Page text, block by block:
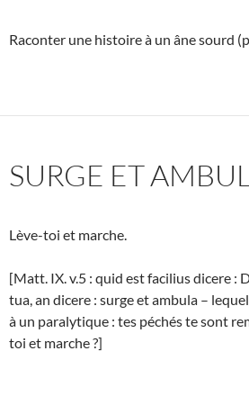
Raconter une histoire à un âne sourd
SURGE ET
Lève-toi et marche.
[Matt. IX. v.5 : quid est facilius dicere
tua, an dicere : surge et ambula –
à un paralytique : tes péchés te sont
toi et marche ?]